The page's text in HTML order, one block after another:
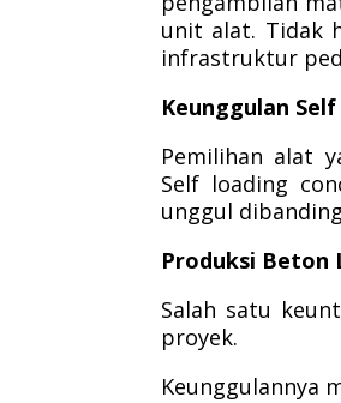
unit alat. Tidak
infrastruktur
Keunggulan
Pemilihan alat
Self loading
unggul
Produksi Beton
Salah satu
proyek.
Keunggulannya